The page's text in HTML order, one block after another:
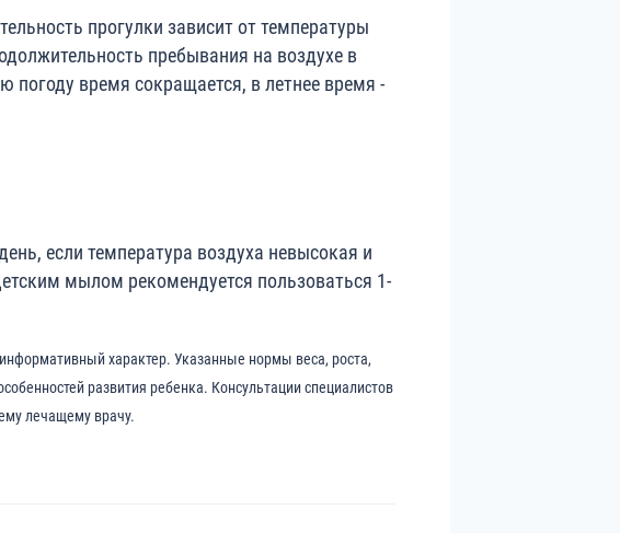
прогулки зависит от температуры
пребывания на воздухе в
погоду время сокращается, в летнее время -
если температура воздуха невысокая и
мылом рекомендуется пользоваться 1-
характер. Указанные нормы веса, роста,
развития ребенка. Консультации специалистов
лечащему врачу.